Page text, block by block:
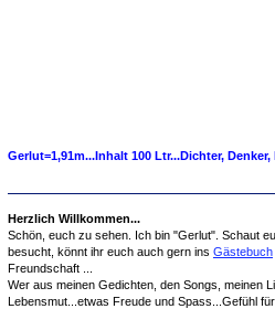
Gerlut=1,91m...Inhalt 100 Ltr...Dichter,
Herzlich Willkommen...
Schön, euch zu sehen. Ich bin "Gerlut". Schaut
besucht, könnt ihr euch auch gern ins Gästebuch
Freundschaft ...
Wer aus meinen Gedichten, den Songs, meinen
Lebensmut...etwas Freude und Spass...Gefühl